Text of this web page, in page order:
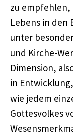
zu empfehlen,
Lebens in den
unter
und Kirche-
Dimension,
in
wie jedem
Gottesvolkes